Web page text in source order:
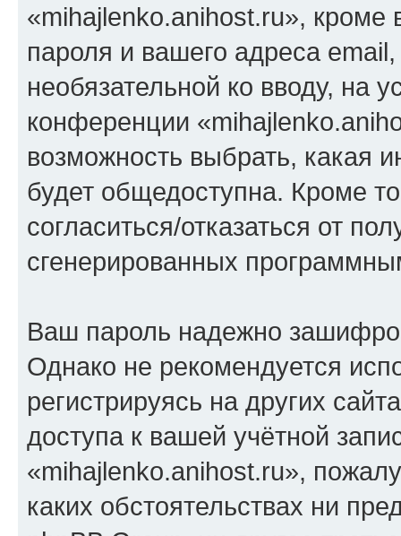
«mihajlenko.anihost.ru», кроме
пароля и вашего адреса
необязательной ко вводу, на
конференции
возможность выбрать, какая
будет общедоступна. Кроме
согласиться/отказаться от
сгенерированных
Ваш пароль надежно
Однако не рекомендуется
регистрируясь на других
доступа к вашей учётной
«mihajlenko.anihost.ru»,
каких обстоятельствах ни